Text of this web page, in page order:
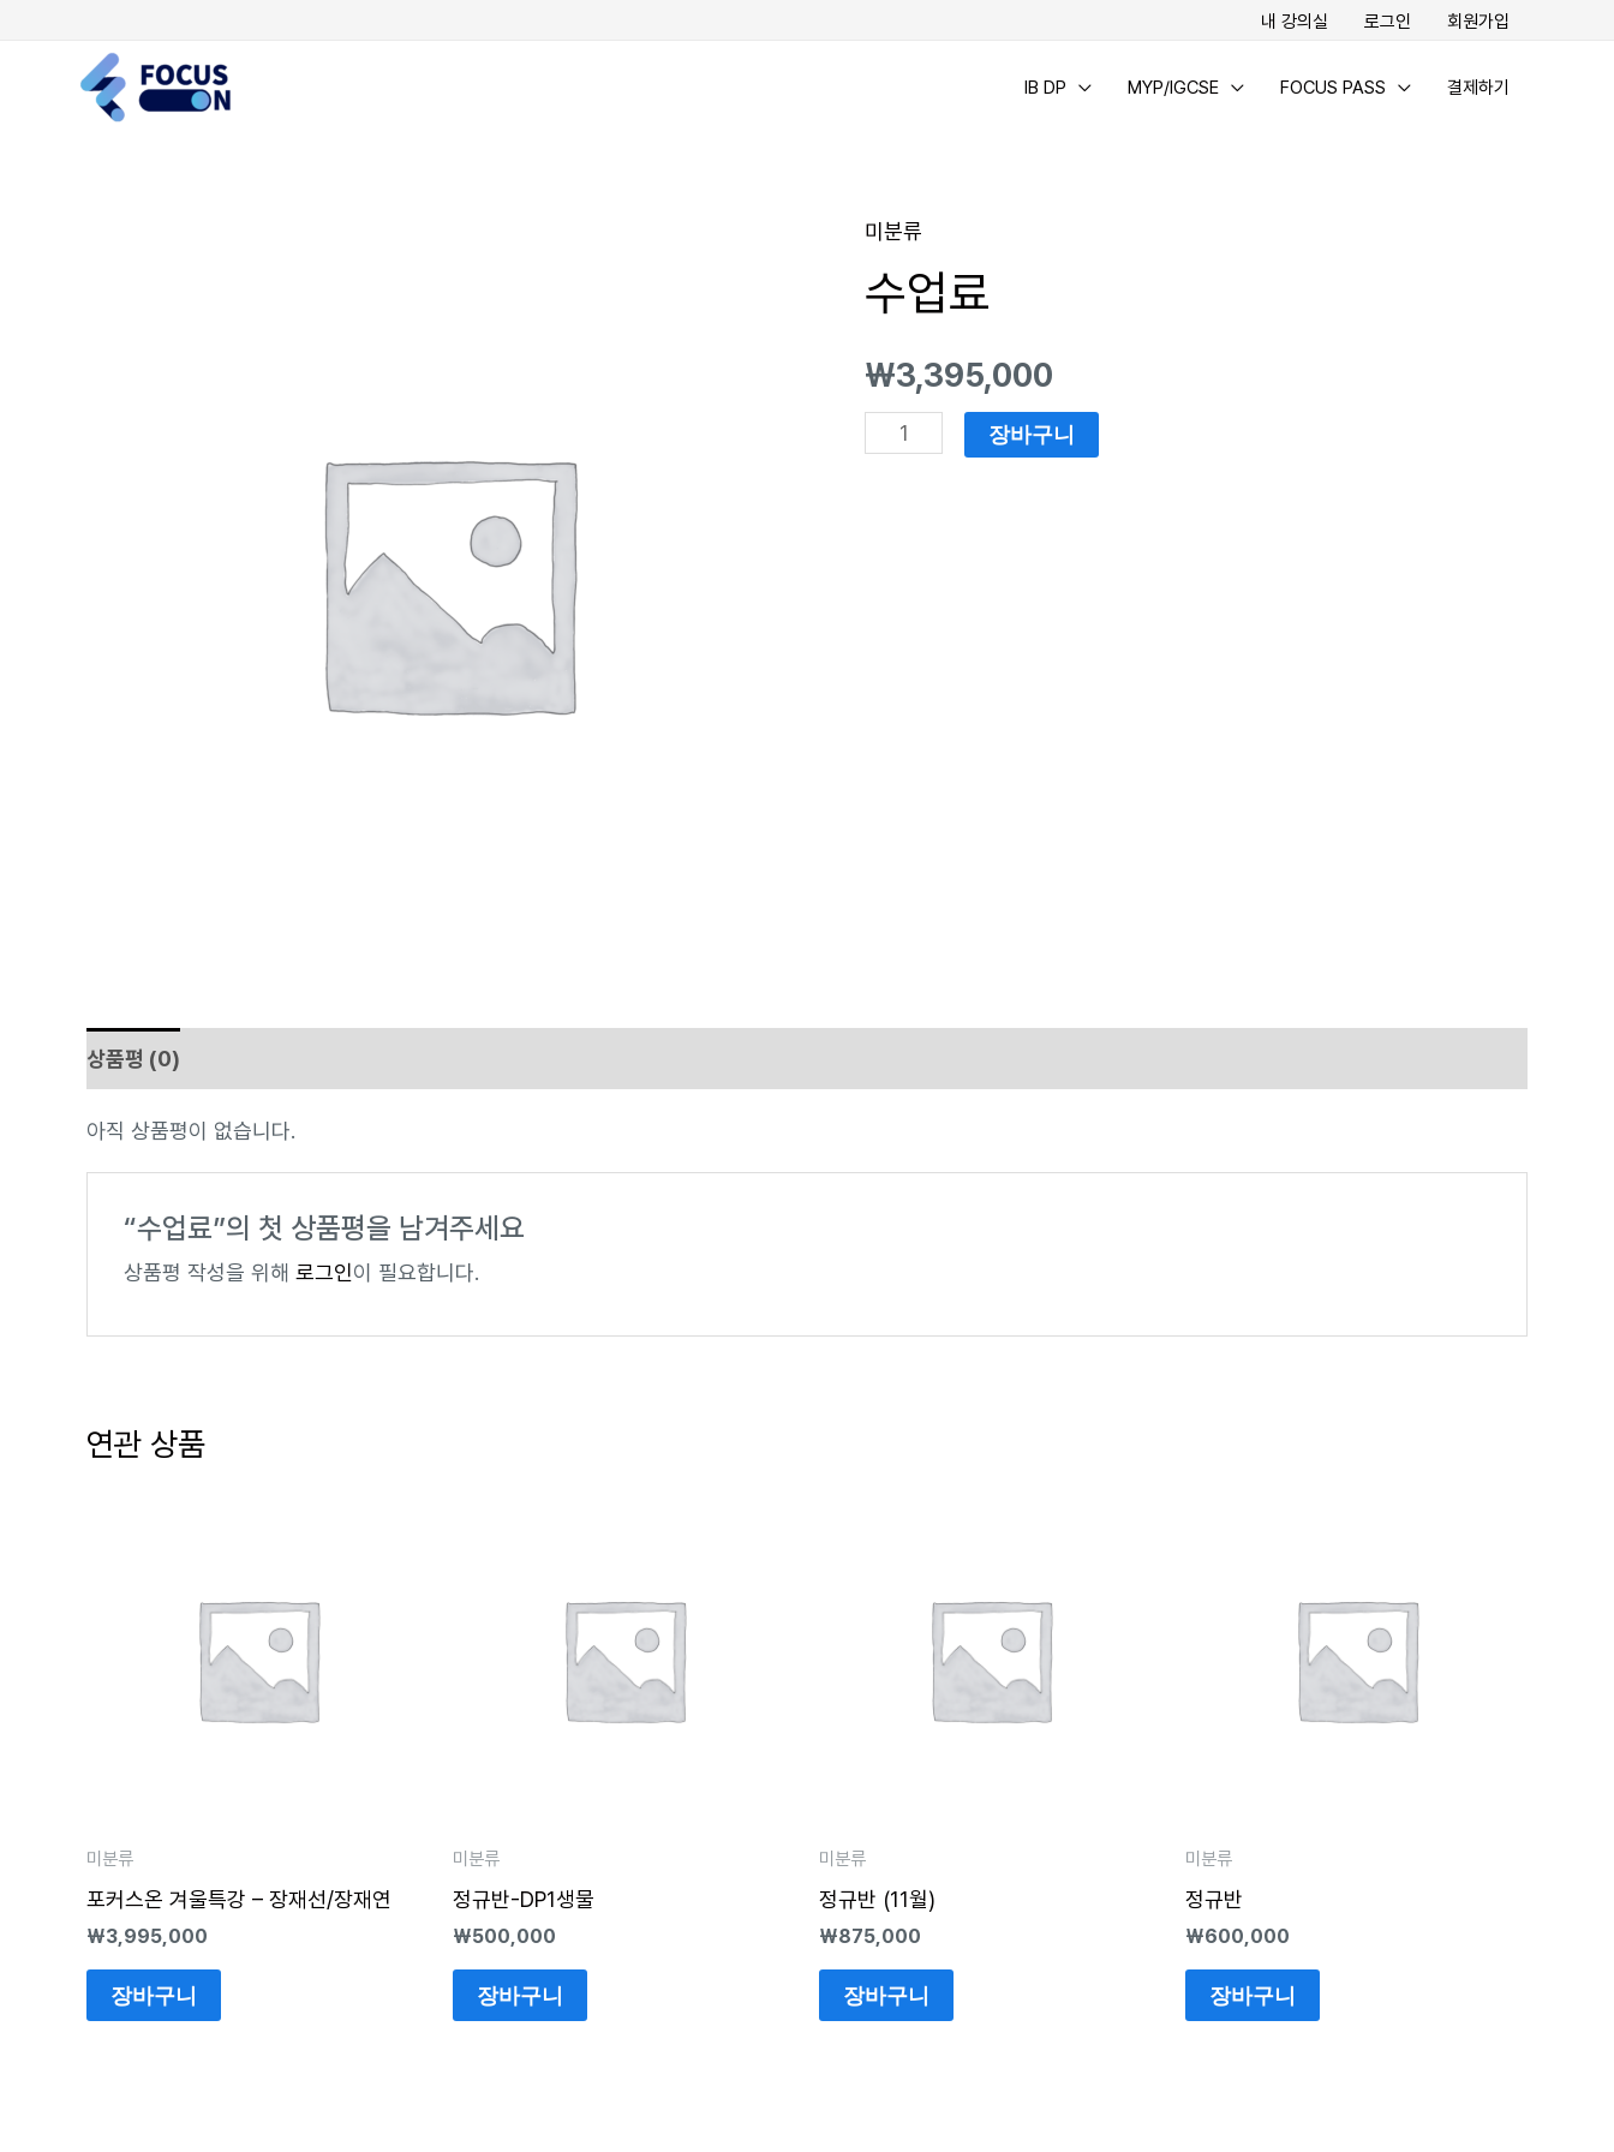
내 강의실 로그인 회원가입
IB DP MYP/IGCSE FOCUS PASS 결제하기
미분류
수업료
₩3,395,000
수
업
수
장바구니
상품평 (0)
아직 상품평이 없습니다.
“수업료”의 첫 상품평을 남겨주세요
상품평 작성을 위해로그인이 필요합니다.
연관 상품
미분류
포커스온 겨울특강 – 장재선/장재연
₩3,995,000
장바구니
미분류
정규반-DP1생물
₩500,000
장바구니
미분류
정규반 (11월)
₩875,000
장바구니
미분류
정규반
₩600,000
장바구니